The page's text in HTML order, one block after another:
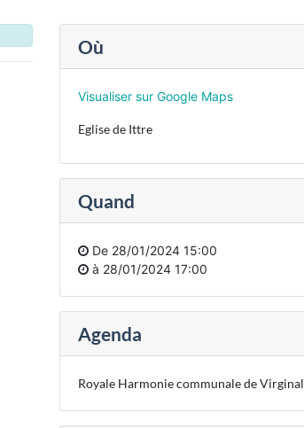
Où
Visualiser sur Google Maps
Eglise de Ittre
Quand
De 28/01/2024 15:00
à 28/01/2024 17:00
Agenda
Royale Harmonie communale de Virginal